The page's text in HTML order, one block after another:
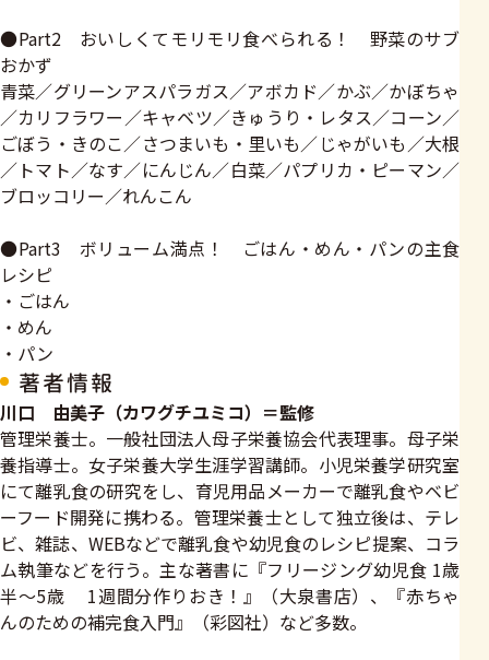
●Part2 おいしくてモリモリ食べられる！ 野菜のサブ
おかず
青菜／グリーンアスパラガス／アボカド／かぶ／かぼちゃ
／カリフラワー／キャベツ／きゅうり・レタス／コーン／
ごぼう・きのこ／さつまいも・里いも／じゃがいも／大根
／トマト／なす／にんじん／白菜／パプリカ・ピーマン／
ブロッコリー／れんこん
●Part3 ボリューム満点！ ごはん・めん・パンの主食
レシピ
・ごはん
・めん
・パン
著者情報
川口 由美子（カワグチユミコ）＝監修
管理栄養士。一般社団法人母子栄養協会代表理事。母子栄
養指導士。女子栄養大学生涯学習講師。小児栄養学研究室
にて離乳食の研究をし、育児用品メーカーで離乳食やベビ
ーフード開発に携わる。管理栄養士として独立後は、テレ
ビ、雑誌、WEBなどで離乳食や幼児食のレシピ提案、コラ
ム執筆などを行う。主な著書に『フリージング幼児食 1歳
半～5歳 1週間分作りおき！』（大泉書店）、『赤ちゃ
んのための補完食入門』（彩図社）など多数。